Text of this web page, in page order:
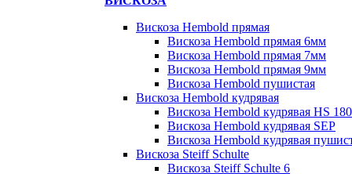
Вискоза Hembold прямая
Вискоза Hembold прямая 6мм
Вискоза Hembold прямая 7мм
Вискоза Hembold прямая 9мм
Вискоза Hembold пушистая
Вискоза Hembold кудрявая
Вискоза Hembold кудрявая HS 180
Вискоза Hembold кудрявая SEP
Вискоза Hembold кудрявая
Вискоза Steiff Schulte
Вискоза Steiff Schulte 6